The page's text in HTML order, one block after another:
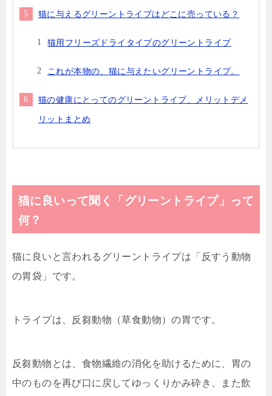
猫に与えるグリーントライプはどこに売っている？
猫用フリーズドライタイプのグリーントライプ
これが本物の、猫に与えたいグリーントライプ。
猫の健康にとってのグリーントライプ、メリットデメ
リットまとめ
猫に良いって聞く「グリーントライプ」って
何？
猫に良いと言われるグリーントライプは「反すう動物
の胃袋」です。
トライプは、反芻動物（草食動物）の胃です。
反芻動物とは、食物繊維の消化を助けるために、胃の
中のものを再び口に戻してゆっくりかみ砕き、また飲